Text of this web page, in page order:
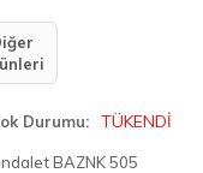
Durumu TÜKENDİ
BAZNK 505